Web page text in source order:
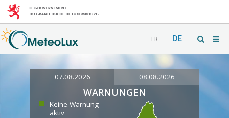
FR DE
07.08.2026 08.08.2026
WARNUNGEN
Keine Warnung
aktiv